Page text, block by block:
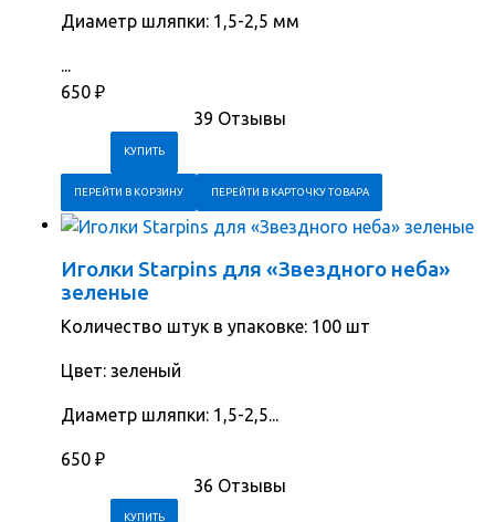
Диаметр шляпки: 1,5-2,5 мм
...
650 ₽
39 Отзывы
ПЕРЕЙТИ В КОРЗИНУ ПЕРЕЙТИ В КАРТОЧКУ ТОВАРА
Иголки Starpins для «Звездного неба»
зеленые
Количество штук в упаковке: 100 шт
Цвет: зеленый
Диаметр шляпки: 1,5-2,5...
650 ₽
36 Отзывы